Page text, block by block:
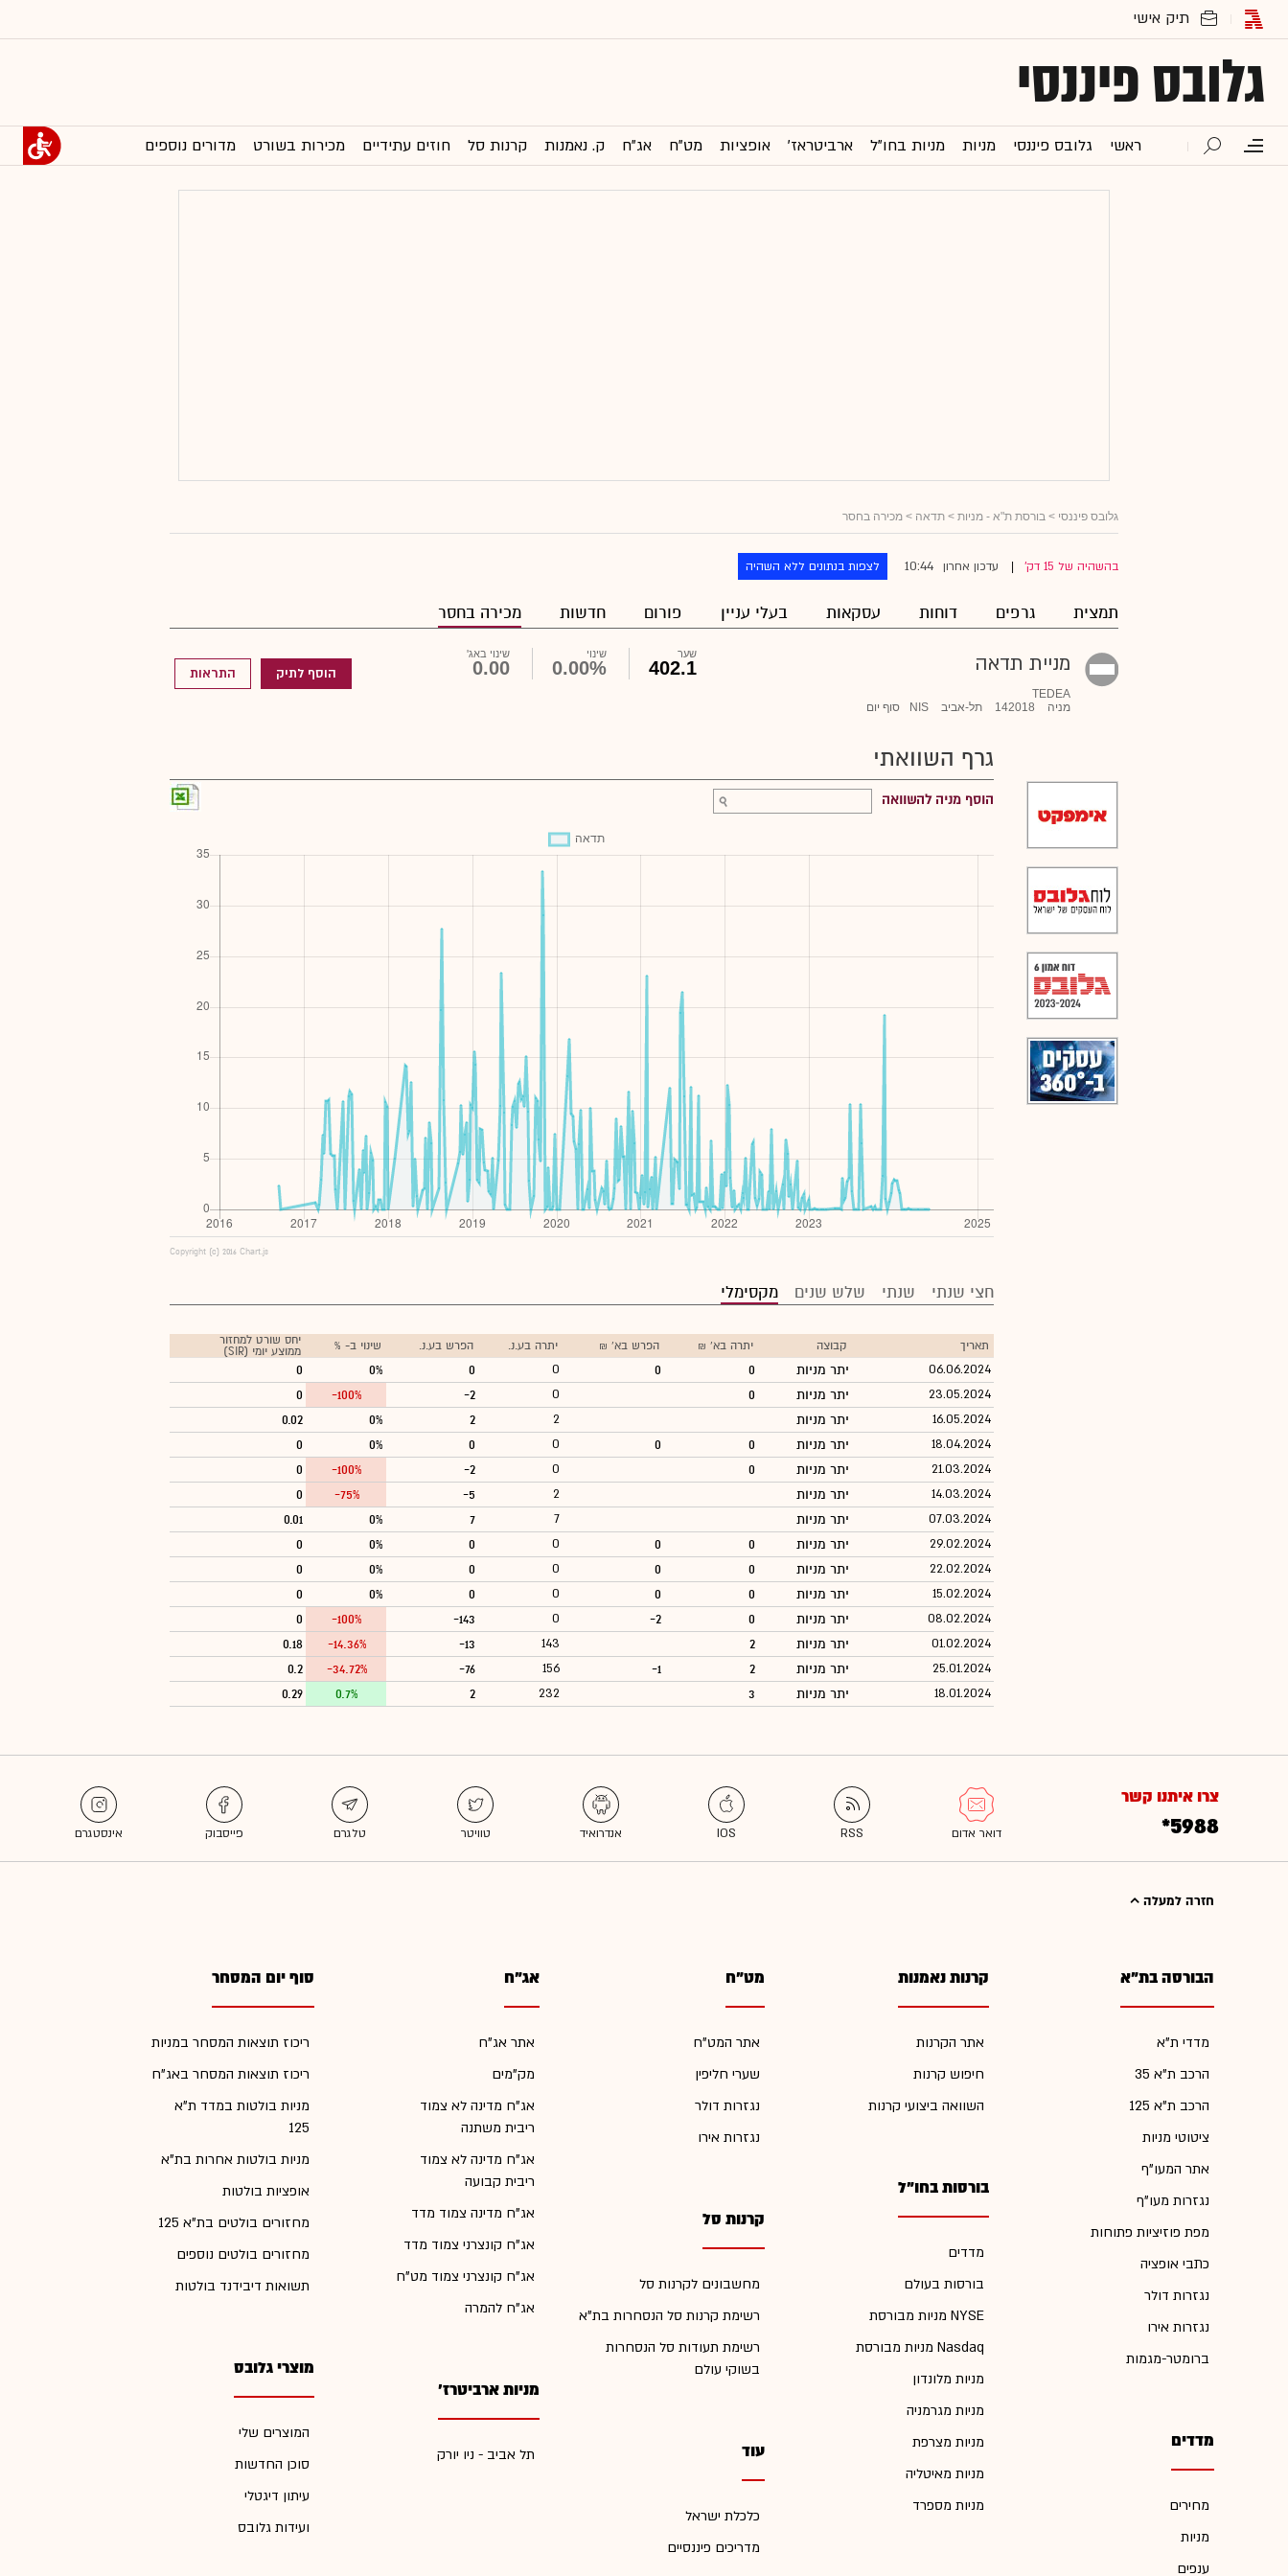
גלובס פיננסי
ראשי גלובס פיננסי מניות מניות בחו"ל ארביטראז' אופציות מט"ח אג"ח ק. נאמנות קרנות סל חוזים עתידיים מכירות בשורט מדורים נוספים
גלובס פיננסי > בורסת ת"א - מניות > תדאה > מכירה בחסר
בהשהיה של 15 דק' עדכון אחרון 10:44 לצפות בנתונים ללא השהיה
תמצית גרפים דוחות עסקאות בעלי עניין פורום חדשות מכירה בחסר
מניית תדאה
TEDEA
מניה
142018 תל-אביב NIS סוף יום
שער
402.1
שינוי
0.00%
שינוי באג'
0.00 הוסף לתיק התראות
גרף השוואתי
הוסף מניה להשוואה
Copyright (c) 2016 Chart.js
חצי שנתי שנתי שלש שנים מקסימלי
תאריך קבוצה יתרה בא' ₪ הפרש בא' ₪ יתרה בע.נ. הפרש בע.נ. שינוי ב- %
יחס שורט למחזור
ממוצע יומי (SIR)
06.06.2024 יתר מניות 0
0
0
0
0%
0
23.05.2024 יתר מניות 0
0
-2
-100%
0
16.05.2024 יתר מניות 2
2
0%
0.02
18.04.2024 יתר מניות 0
0
0
0
0%
0
21.03.2024 יתר מניות 0
0
-2
-100%
0
14.03.2024 יתר מניות 2
-5
-75%
0
07.03.2024 יתר מניות 7
7
0%
0.01
29.02.2024 יתר מניות 0
0
0
0
0%
0
22.02.2024 יתר מניות 0
0
0
0
0%
0
15.02.2024 יתר מניות 0
0
0
0
0%
0
08.02.2024 יתר מניות 0
-2
0
-143
-100%
0
01.02.2024 יתר מניות 2
143
-13
-14.36%
0.18
25.01.2024 יתר מניות 2
-1
156
-76
-34.72%
0.2
18.01.2024 יתר מניות 3
232
2
0.7%
0.29
צרו איתנו קשר
*5988
חזרה למעלה
הבורסה בת"א
מדדי ת"א
הרכב ת"א 35
הרכב ת"א 125
ציטוטי מניות
אתר המעו"ף
נגזרות מעו"ף
מפת פוזיציות פתוחות
כתבי אופציה
נגזרות דולר
נגזרות אירו
ברומטר-מגמות
מדדים
מחירים
מניות
ענפים
קרנות נאמנות
אתר הקרנות
חיפוש קרנות
השוואה ביצועי קרנות
בורסות בחו"ל
מדדים
בורסות בעולם
מניות מבורסת NYSE
מניות מבורסת Nasdaq
מניות מלונדון
מניות מגרמניה
מניות מצרפת
מניות מאיטליה
מניות מספרד
מט"ח
אתר המט"ח
שערי חליפין
נגזרות דולר
נגזרות אירו
קרנות סל
מחשבונים לקרנות סל
רשימת קרנות סל הנסחרות בת"א
רשימת תעודות סל הנסחרות
בשוקי עולם
עוד
כלכלת ישראל
מדריכים פיננסיים
אג"ח
אתר אג"ח
מק"מים
אג"ח מדינה לא צמוד
ריבית משתנה
אג"ח מדינה לא צמוד
ריבית קבועה
אג"ח מדינה צמוד מדד
אג"ח קונצרני צמוד מדד
אג"ח קונצרני צמוד מט"ח
אג"ח להמרה
מניות ארביטרז'
תל אביב - ניו יורק
סוף יום המסחר
ריכוז תוצאות המסחר במניות
ריכוז תוצאות המסחר באג"ח
מניות בולטות במדד ת"א
125
מניות בולטות אחרות בת"א
אופציות בולטות
מחזורים בולטים בת"א 125
מחזורים בולטים נוספים
תשואות דיבידנד בולטות
מוצרי גלובס
המוצרים שלי
סוכן החדשות
עיתון דיגטלי
ועידות גלובס